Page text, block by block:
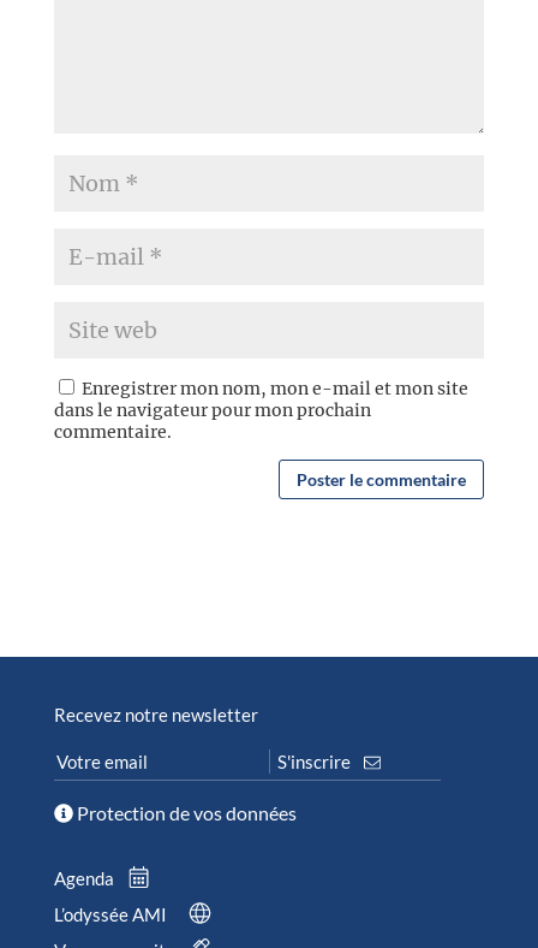
Enregistrer mon nom, mon e-mail et mon site
dans le navigateur pour mon prochain
commentaire.
Recevez notre newsletter
Protection de vos données
Agenda
L’odyssée AMI